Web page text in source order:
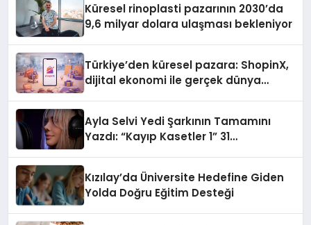
Küresel rinoplasti pazarının 2030’da
9,6 milyar dolara ulaşması bekleniyor
Türkiye’den küresel pazara: ShopinX,
dijital ekonomi ile gerçek dünya
Ayla Selvi Yedi Şarkının Tamamını
Yazdı: “Kayıp Kasetler 1” 31
Kızılay’da Üniversite Hedefine Giden
Yolda Doğru Eğitim Desteği